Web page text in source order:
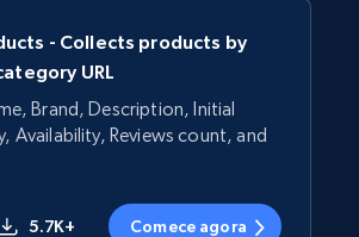
- Collects products by
URL
Brand, Description, Initial
Availability, Reviews count, and
5.7K+ Comece agora